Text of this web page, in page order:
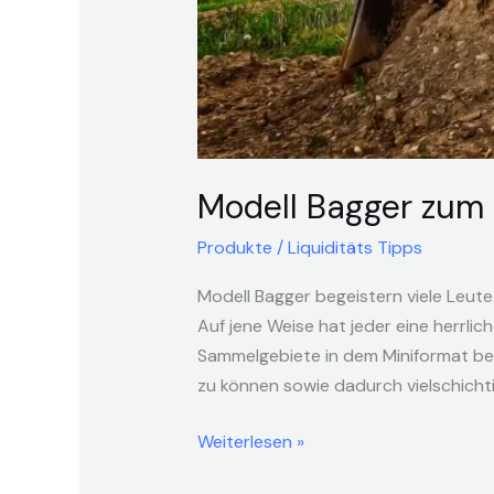
Modell Bagger
Produkte /Liquiditäts Tipps
Modell Bagger begeistern viele
Auf jene Weise hat jeder eine
Sammelgebiete in dem Miniformat
zu können sowie dadurch
Weiterlesen »